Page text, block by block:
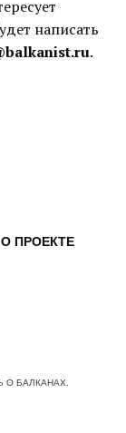
написать
.
О ПРОЕКТЕ
О БАЛКАНАХ.